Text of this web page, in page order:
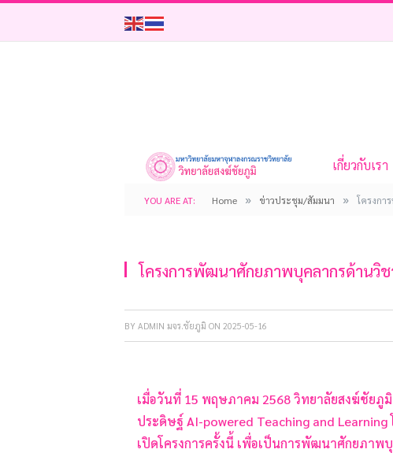
เกี่ยวกับเรา
YOU ARE AT: Home » ข่าวประชุม/สัมมนา » โครงกา
โครงการพัฒนาศักยภาพบุคลากรด้านวิช
BY ADMIN มจร.ชัยภูมิ ON 2025-05-16
เมื่อวันที่ 15 พฤษภาคม 2568 วิทยาลัยสงฆ์ชัยภู
ประดิษฐ์ AI-powered Teaching and
เปิดโครงการครั้งนี้ เพื่อเป็นการพัฒนาศักยภาพ